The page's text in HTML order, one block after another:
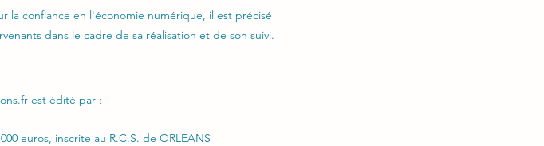
la confiance en l'économie numérique, il est précisé
dans le cadre de sa réalisation et de son suivi.
est édité par :
euros, inscrite au R.C.S. de ORLEANS